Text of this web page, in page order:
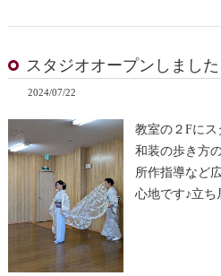
スタジオオープンしました
2024/07/22
教室の２Fにス
和装の歩き方
所作指導など
心地です♪立ち